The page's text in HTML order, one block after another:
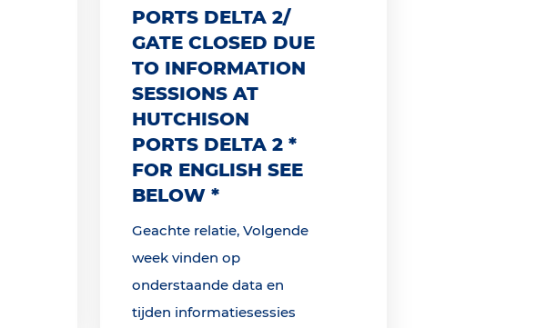
PORTS DELTA 2/
GATE CLOSED DUE
TO INFORMATION
SESSIONS AT
HUTCHISON
PORTS DELTA 2 *
FOR ENGLISH SEE
BELOW *
Geachte relatie, Volgende
week vinden op
onderstaande data en
tijden informatiesessies